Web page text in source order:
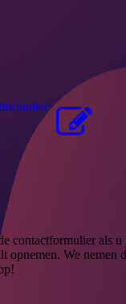
contactformulier als
opnemen. We nemen